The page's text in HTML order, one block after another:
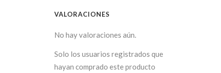
VALORACIONES
No hay valoraciones aún.
Solo los usuarios registrados que
hayan comprado este producto